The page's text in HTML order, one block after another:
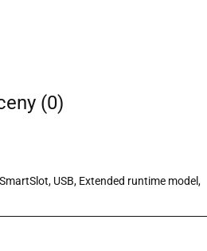
(0)
USB, Extended runtime model,